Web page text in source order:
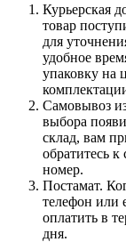
Курьерская
товар
для
удобное
упаковку на
Самовывоз
выбора
склад, вам
обратитесь к
номер.
Постамат.
телефон или
оплатить в
дня.